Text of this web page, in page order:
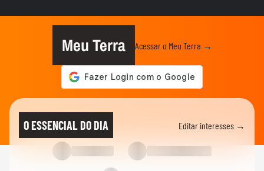
Sessão da Câmara é interrompida após
briga entre vereadores no...
Foguete da SpaceX atinge a Lua e abre
cratera de quase 20 metros...
Lula diz que liberdade de expressão 'tem
Meu Terra Acessar o Meu Terra →
O ESSENCIAL DO DIA Editar interesses →